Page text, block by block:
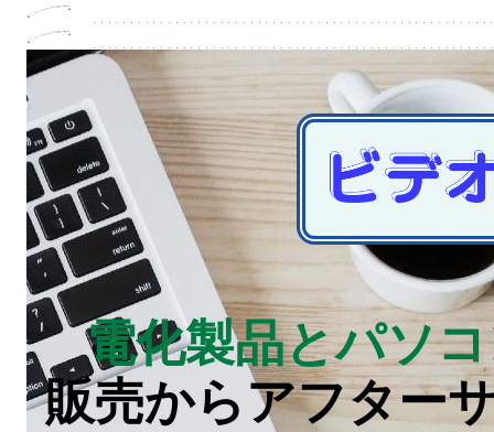
電化製品とパソ
販売からアフター